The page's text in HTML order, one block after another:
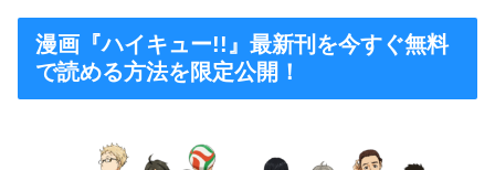
漫画『ハイキュー!!』最新刊を今すぐ無料
で読める方法を限定公開！